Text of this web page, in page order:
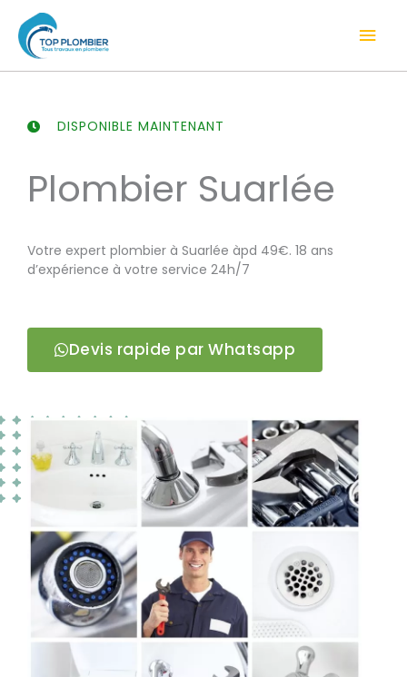
contenu
DISPONIBLE MAINTENANT
Plombier Suarlée
Votre expert plombier à Suarlée àpd 49€. 18 ans
d’expérience à votre service 24h/7
Devis rapide par Whatsapp